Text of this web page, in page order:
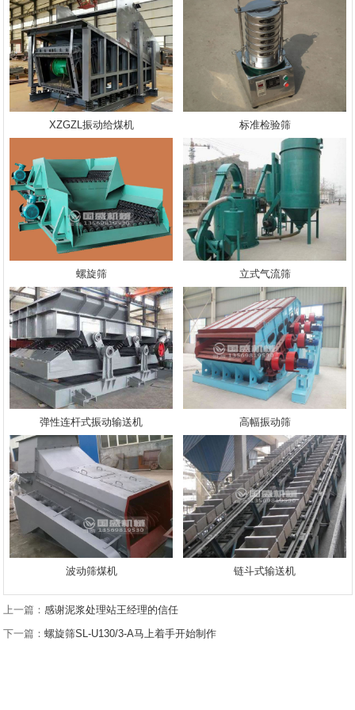
XZGZL振动给煤机 标准检验筛
螺旋筛 立式气流筛
弹性连杆式振动输送机 高幅振动筛
波动筛煤机 链斗式输送机
上一篇：感谢泥浆处理站王经理的信任
下一篇：螺旋筛SL-U130/3-A马上着手开始制作